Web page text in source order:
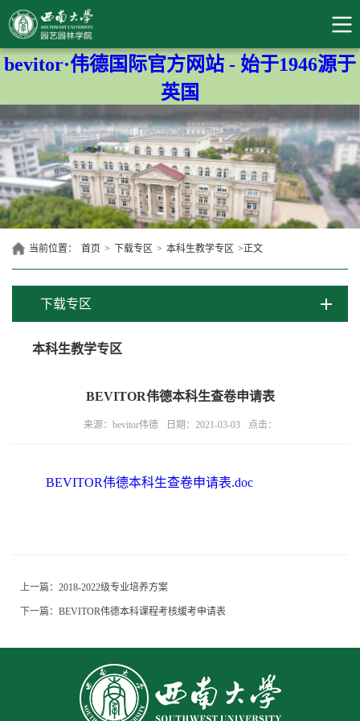
bevitor·伟德国际官方网站 - 始于1946源于
英国
当前位置： 首页 > 下载专区 > 本科生教学专区 >正文
下载专区
本科生教学专区
BEVITOR伟德本科生查卷申请表
来源：bevitor伟德 日期：2021-03-03 点击：
BEVITOR伟德本科生查卷申请表.doc
上一篇： 2018-2022级专业培养方案
下一篇： BEVITOR伟德本科课程考核缓考申请表